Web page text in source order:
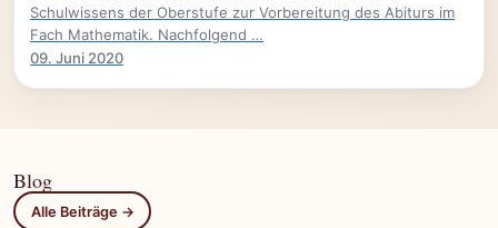
Schulwissens der Oberstufe zur Vorbereitung des Abiturs im
Fach Mathematik. Nachfolgend …
09. Juni 2020
Blog
Alle Beiträge →